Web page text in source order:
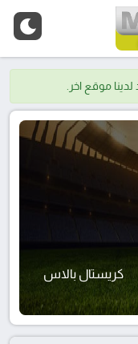
كريستال بالاس